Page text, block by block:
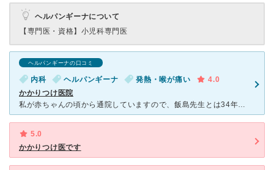
ヘルパンギーナについて
【専門医・資格】 小児科専門医
ヘルパンギーナの口コミ
内科 ヘルパンギーナ 発熱・喉が痛い
4.0
かかりつけ医院
私が赤ちゃんの頃から通院していますので、飯島先生とは34年の付き合いになります。 変わったなと思うのは、病院のレイアウトや先生や受付の方が年を重ねたなと…医療に対する考え方は昔も今も変わらずとても熱
5.0
かかりつけ医です